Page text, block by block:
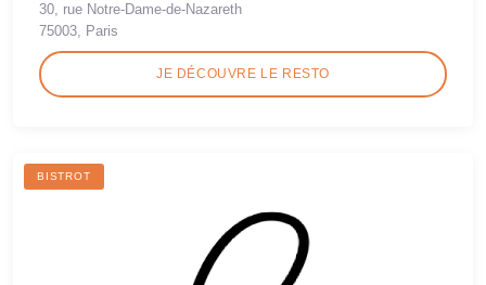
30, rue Notre-Dame-de-Nazareth
75003, Paris
JE DÉCOUVRE LE RESTO
BISTROT